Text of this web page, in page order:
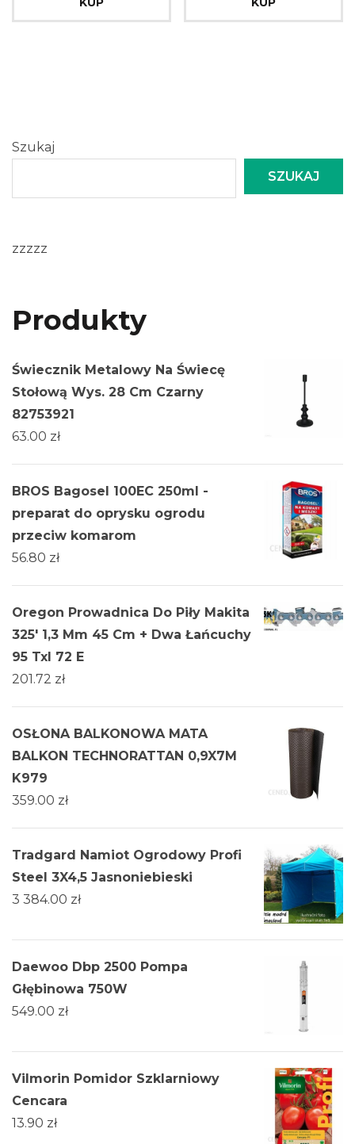
Szukaj
SZUKAJ
zzzzz
Produkty
Świecznik Metalowy Na Świecę
Stołową Wys. 28 Cm Czarny
82753921
63.00 zł
BROS Bagosel 100EC 250ml -
preparat do oprysku ogrodu
przeciw komarom
56.80 zł
Oregon Prowadnica Do Piły Makita
325' 1,3 Mm 45 Cm + Dwa Łańcuchy
95 Txl 72 E
201.72 zł
OSŁONA BALKONOWA MATA
BALKON TECHNORATTAN 0,9X7M
K979
359.00 zł
Tradgard Namiot Ogrodowy Profi
Steel 3X4,5 Jasnoniebieski
3 384.00 zł
Daewoo Dbp 2500 Pompa
Głębinowa 750W
549.00 zł
Vilmorin Pomidor Szklarniowy
Cencara
13.90 zł